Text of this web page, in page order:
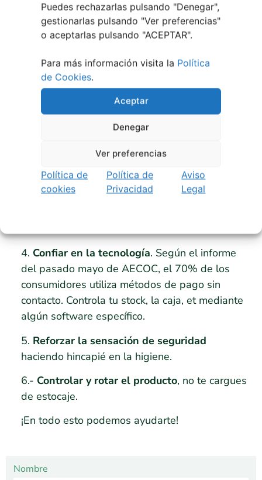
Puedes rechazarlas pulsando "Denegar",
gestionarlas pulsando "Ver preferencias"
o aceptarlas pulsando "ACEPTAR".
Para más información visita la Política
de Cookies.
Aceptar
Denegar
Ver preferencias
Política de
cookies
Política de
Privacidad
Aviso
Legal
“Transforma la compra en tu
establecimiento en “emoción”, conviértela
en un ritual social”.
Para ello es importante:
Fidelizar al cliente de proximidad.
Crear experiencias”. No todo el mundo
los secretos de una tienda física, convéncele de
que se puede disfrutar en ella.
Intentar ser diferenteen contraste con la
4. Confiar en la tecnología. Según el informe
del pasado mayo de AECOC, el 70% de los
consumidores utiliza métodos de pago sin
contacto. Controla tu stock, la caja, et mediante
algún software específico.
5. Reforzar la sensación de seguridad
haciendo hincapié en la higiene.
6.- Controlar y rotar el producto, no te cargues
de estocaje.
¡En todo esto podemos ayudarte!
Nombre